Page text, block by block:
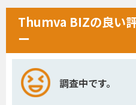
Thumva BIZの良い
ー
調査中です。